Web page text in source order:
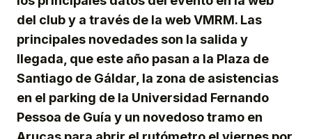
del club y a través de la web VMRM. Las
principales novedades son la salida y
llegada, que este año pasan a la Plaza de
Santiago de Gáldar, la zona de asistencias
en el parking de la Universidad Fernando
Pessoa de Guía y un novedoso tramo en